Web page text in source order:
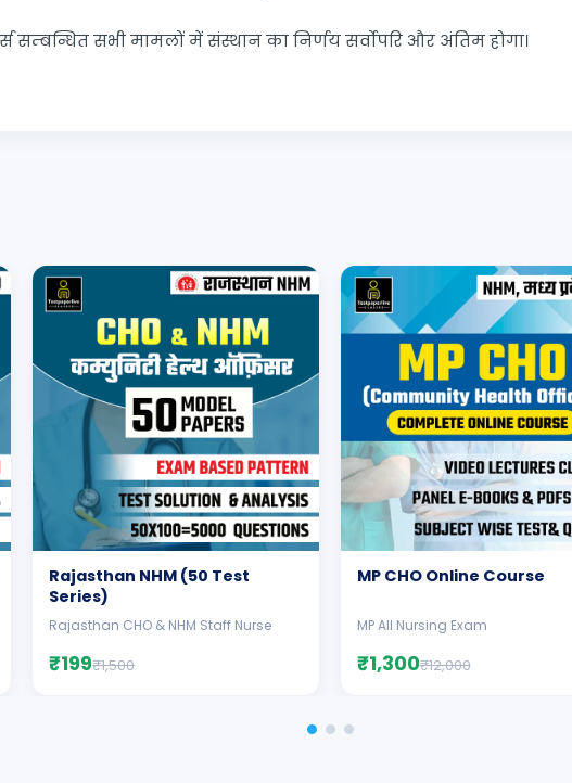
सम्बन्धित सभी मामलों में संस्थान का निर्णय सर्वोपरि और अंतिम होगा।
Rajasthan NHM (50 Test
Series)
Rajasthan CHO & NHM Staff Nurse
₹199₹1,500
MP CHO Online Course
MP All Nursing Exam
₹1,300₹12,000